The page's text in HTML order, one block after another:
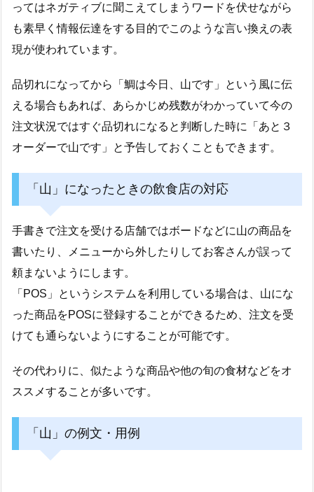
ってはネガティブに聞こえてしまうワードを伏せながら
も素早く情報伝達をする目的でこのような言い換えの表
現が使われています。
品切れになってから「鯛は今日、山です」という風に伝
える場合もあれば、あらかじめ残数がわかっていて今の
注文状況ではすぐ品切れになると判断した時に「あと３
オーダーで山です」と予告しておくこともできます。
「山」になったときの飲食店の対応
手書きで注文を受ける店舗ではボードなどに山の商品を
書いたり、メニューから外したりしてお客さんが誤って
頼まないようにします。
「POS」というシステムを利用している場合は、山にな
った商品をPOSに登録することができるため、注文を受
けても通らないようにすることが可能です。
その代わりに、似たような商品や他の旬の食材などをオ
ススメすることが多いです。
「山」の例文・用例